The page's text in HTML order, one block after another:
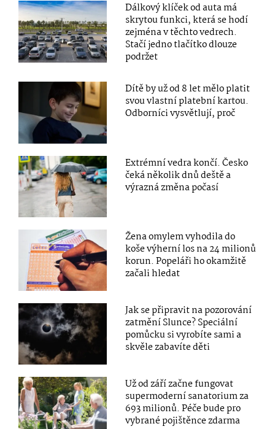
Dálkový klíček od auta má
skrytou funkci, která se hodí
zejména v těchto vedrech.
Stačí jedno tlačítko dlouze
podržet
Dítě by už od 8 let mělo platit
svou vlastní platební kartou.
Odborníci vysvětlují, proč
Extrémní vedra končí. Česko
čeká několik dnů deště a
výrazná změna počasí
Žena omylem vyhodila do
koše výherní los na 24 milionů
korun. Popeláři ho okamžitě
začali hledat
Jak se připravit na pozorování
zatmění Slunce? Speciální
pomůcku si vyrobíte sami a
skvěle zabavíte děti
Už od září začne fungovat
supermoderní sanatorium za
693 milionů. Péče bude pro
vybrané pojištěnce zdarma